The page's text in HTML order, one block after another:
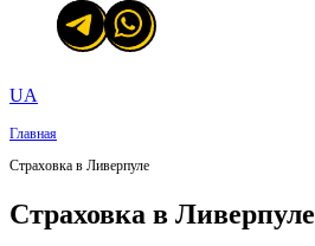
UA
Главная
Страховка в Ливерпуле
Страховка в Ливерпуле